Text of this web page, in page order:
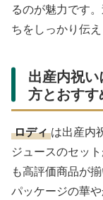
るのが魅力です
ちをしっかり伝え
出産内祝
方とおす
ロディ は出産内
ジュースのセッ
も高評価商品が
パッケージの華